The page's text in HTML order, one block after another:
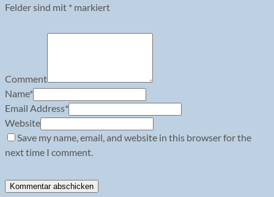
Felder sind mit * markiert
Comment
Name*
Email Address*
Website
Save my name, email, and website in this browser for the
next time I comment.